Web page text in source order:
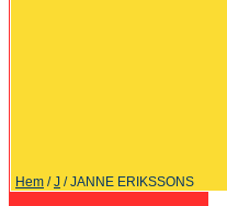
Hem /J / JANNE ERIKSSONS